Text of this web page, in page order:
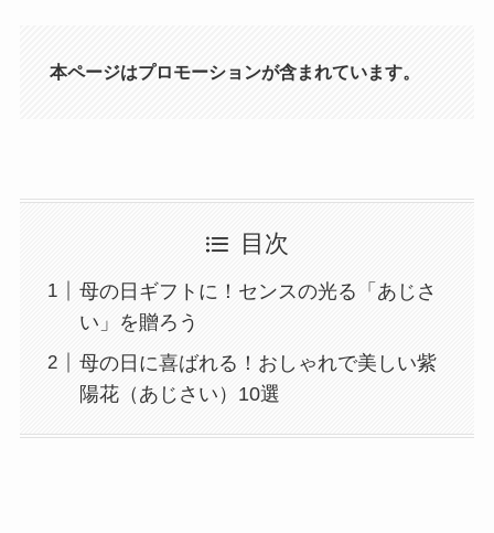
本ページはプロモーションが含まれています。
目次
母の日ギフトに！センスの光る「あじさ
い」を贈ろう
母の日に喜ばれる！おしゃれで美しい紫
陽花（あじさい）10選